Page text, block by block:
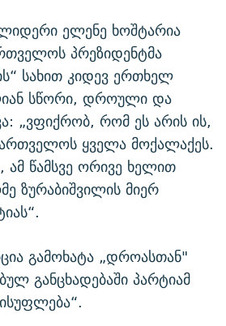
ელენე ხოშტარია
პრეზიდენტმა
სახით კიდევ ერთხელ
სწორი, დროული და
„ვფიქრობ, რომ ეს არის ის,
ყველა მოქალაქეს.
ამ წამსვე ორივე ხელით
ზურაბიშვილის მიერ
გამოხატა „დროასთან"
განცხადებაში პარტიამ